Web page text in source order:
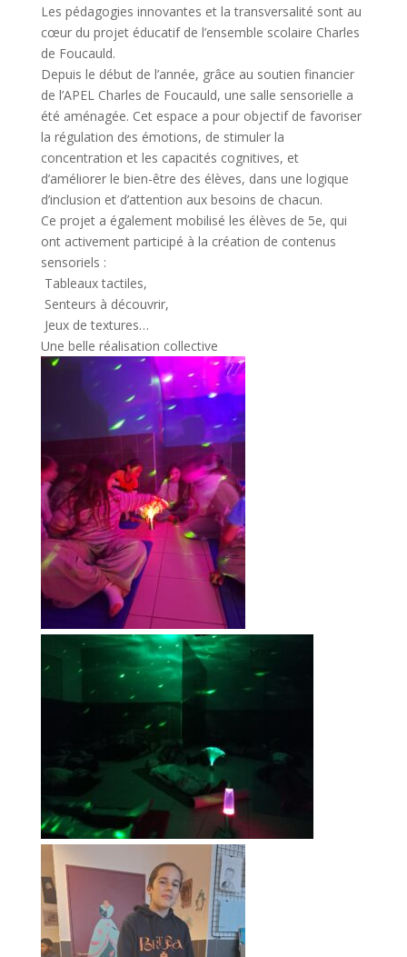
Les pédagogies innovantes et la transversalité sont au
cœur du projet éducatif de l’ensemble scolaire Charles
de Foucauld.
Depuis le début de l’année, grâce au soutien financier
de l’APEL Charles de Foucauld, une salle sensorielle a
été aménagée. Cet espace a pour objectif de favoriser
la régulation des émotions, de stimuler la
concentration et les capacités cognitives, et
d’améliorer le bien-être des élèves, dans une logique
d’inclusion et d’attention aux besoins de chacun.
Ce projet a également mobilisé les élèves de 5e, qui
ont activement participé à la création de contenus
sensoriels :
Tableaux tactiles,
Senteurs à découvrir,
Jeux de textures…
Une belle réalisation collective